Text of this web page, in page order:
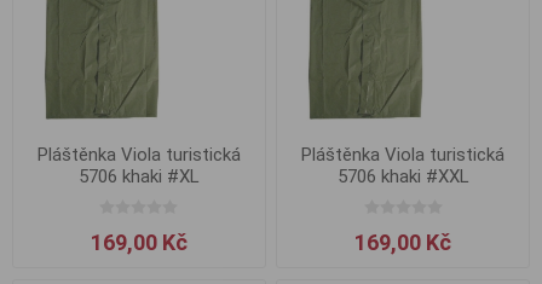
Pláštěnka Viola turistická
5706 khaki #XL
169,00 Kč
Pláštěnka Viola turistická
5706 khaki #XXL
169,00 Kč